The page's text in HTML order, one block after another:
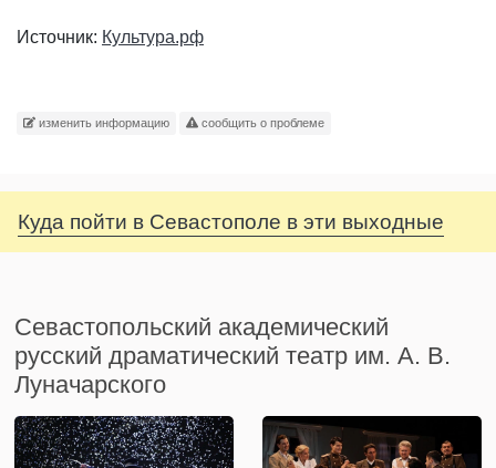
Источник: Культура.рф
изменить информацию сообщить о проблеме
Куда пойти в Севастополе в эти выходные
Севастопольский академический
русский драматический театр им. А. В.
Луначарского